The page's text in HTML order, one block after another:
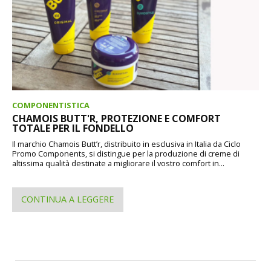
COMPONENTISTICA
CHAMOIS BUTT'R, PROTEZIONE E COMFORT
TOTALE PER IL FONDELLO
Il marchio Chamois Butt’r, distribuito in esclusiva in Italia da Ciclo
Promo Components, si distingue per la produzione di creme di
altissima qualità destinate a migliorare il vostro comfort in...
CONTINUA A LEGGERE